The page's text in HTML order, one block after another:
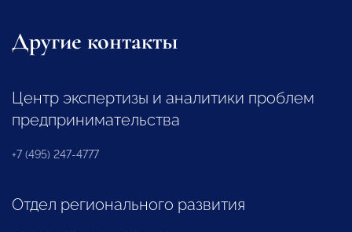
Другие контакты
Центр экспертизы и аналитики проблем
предпринимательства
+7 (495) 247-4777
Отдел регионального развития